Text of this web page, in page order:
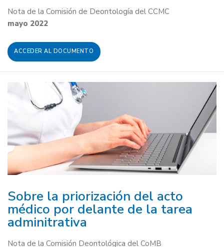
Nota de la Comisión de Deontología del CCMC
mayo 2022
ACCEDER AL DOCUMENTO
Sobre la priorización del acto
médico por delante de la tarea
adminitrativa
Nota de la Comisión Deontológica del CoMB